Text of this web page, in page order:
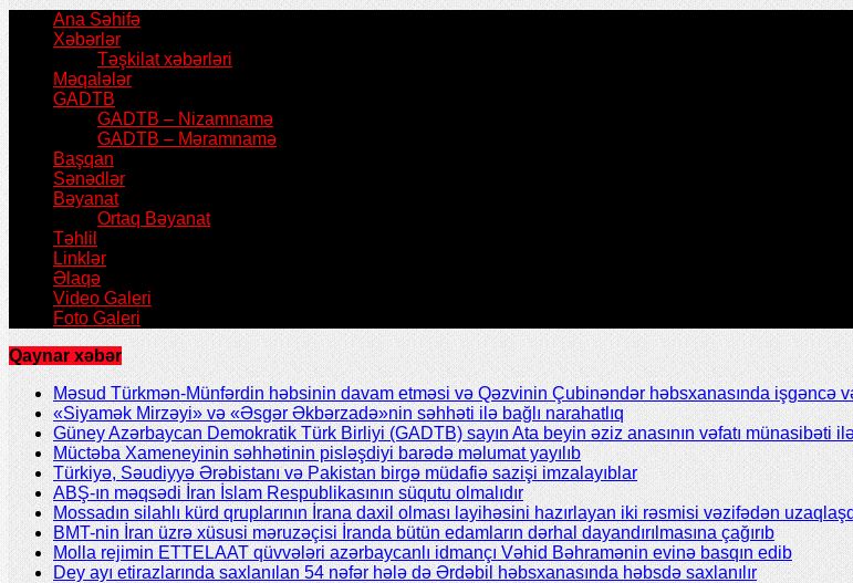
Ana Səhifə
Xəbərlər
Təşkilat xəbərləri
Məqalələr
GADTB
GADTB – Nizamnamə
GADTB – Məramnamə
Başqan
Sənədlər
Bəyanat
Ortaq Bəyanat
Təhlil
Linklər
Əlaqə
Video Galeri
Foto Galeri
Qaynar xəbər
Məsud Türkmən-Münfərdin həbsinin davam etməsi və Qəzvinin Çubinəndər həbsxanasında işgəncə
«Siyamək Mirzəyi» və «Əsgər Əkbərzadə»nin səhhəti ilə bağlı narahatlıq
Güney Azərbaycan Demokratik Türk Birliyi (GADTB) sayın Ata beyin əziz anasının vəfatı münasibəti ilə
Müctəba Xameneyinin səhhətinin pisləşdiyi barədə məlumat yayılıb
Türkiyə, Səudiyyə Ərəbistanı və Pakistan birgə müdafiə sazişi imzalayıblar
ABŞ-ın məqsədi İran İslam Respublikasının süqutu olmalıdır
Mossadın silahlı kürd qruplarının İrana daxil olması layihəsini hazırlayan iki rəsmisi vəzifədən
BMT-nin İran üzrə xüsusi məruzəçisi İranda bütün edamların dərhal dayandırılmasına çağırıb
Molla rejimin ETTELAAT qüvvələri azərbaycanlı idmançı Vəhid Bəhramənin evinə basqın edib
Dey ayı etirazlarında saxlanılan 54 nəfər hələ də Ərdəbil həbsxanasında həbsdə saxlanılır